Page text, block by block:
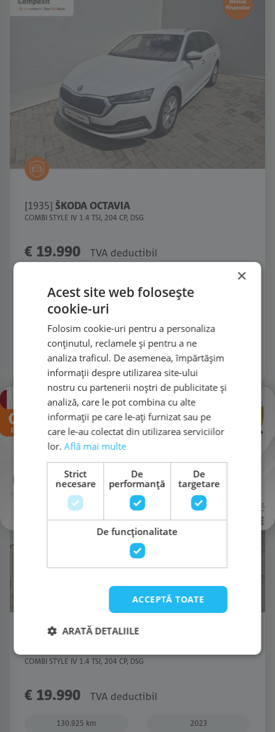
[1935] ŠKODA OCTAVIA
COMBI STYLE IV 1.4 TSI, 204 CP, DSG
€ 19.990 TVA deductibil
204 CP
Automata Hibrid
Mă interesează
COMBI STYLE IV 1.4 TSI, 204 CP, DSG
€ 19.990 TVA deductibil
130.925 km 2023
×
×
Acest site web folosește
cookie-uri
Folosim cookie-uri pentru a personaliza
conținutul, reclamele și pentru a ne
analiza traficul. De asemenea, împărtășim
informații despre utilizarea site-ului
nostru cu partenerii noștri de publicitate și
analiză, care le pot combina cu alte
informații pe care le-ați furnizat sau pe
care le-au colectat din utilizarea serviciilor
lor.Află mai multe
Strict
necesare
De
performanță
De
targetare
De funcţionalitate
ACCEPTĂ TOATE
ARATĂ DETALIILE